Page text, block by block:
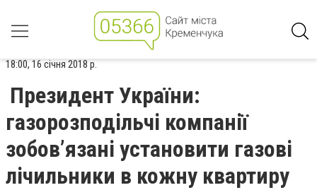
18:00, 16 січня 2018 р.
Президент України:
газорозподільчі компанії
зобов’язані установити газові
лічильники в кожну квартиру